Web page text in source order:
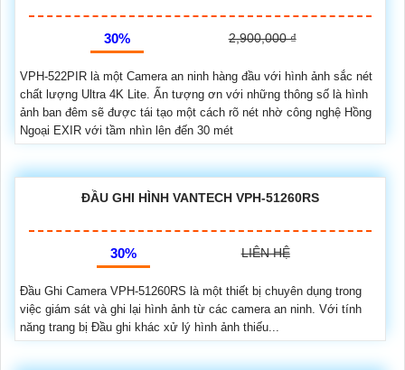
30% 2,900,000 ₫
VPH-522PIR là một Camera an ninh hàng đầu với hình ảnh sắc nét
chất lượng Ultra 4K Lite. Ấn tượng ơn với những thông số là hình
ảnh ban đêm sẽ được tái tạo một cách rõ nét nhờ công nghệ Hồng
Ngoại EXIR với tầm nhìn lên đến 30 mét
ĐẦU GHI HÌNH VANTECH VPH-51260RS
30% LIÊN HỆ
Đầu Ghi Camera VPH-51260RS là một thiết bị chuyên dụng trong
việc giám sát và ghi lại hình ảnh từ các camera an ninh. Với tính
năng trang bị Đầu ghi khác xử lý hình ảnh thiếu...